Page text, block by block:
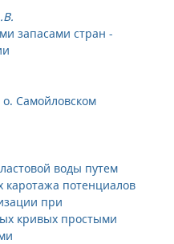
запасами стран -
Самойловском
воды путем
потенциалов
при
кривых простыми